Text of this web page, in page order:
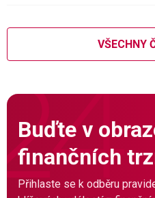
VŠECHNY
Buďte v
finančních
Přihlaste se k odběru